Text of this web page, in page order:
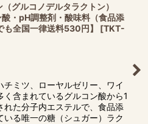
グルコノデルタラクトン）
酸・pH調整剤・酸味料（食品添
も全国一律送料530円】
[TKT-
チミツ、ローヤルゼリー、ワイ
く含まれているグルコン酸から1
れた分子内エステルで、食品添
いる唯一の糖（シュガー）ラク